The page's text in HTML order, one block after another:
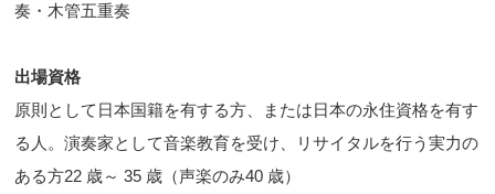
奏・木管五重奏
出場資格
原則として日本国籍を有する方、または日本の永住資格を有す
る人。演奏家として音楽教育を受け、リサイタルを行う実力の
ある方22 歳～ 35 歳（声楽のみ40 歳）